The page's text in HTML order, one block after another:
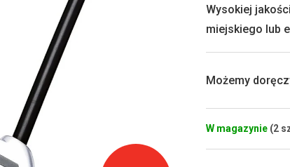
W magazynie (2
Możemy
Wysokiej
miejskiego lub
0,0
5